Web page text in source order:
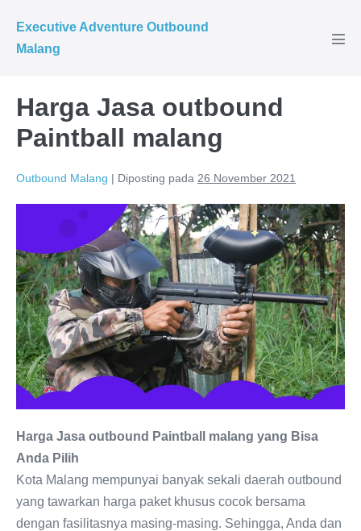
Executive Adventure Outbound
Malang
Harga Jasa outbound
Paintball malang
Outbound Malang | Diposting pada 26 November 2021
Harga Jasa outbound Paintball malang yang Bisa
Anda Pilih
Kota Malang mempunyai banyak sekali daerah outbound
yang tawarkan harga paket khusus cocok bersama
dengan fasilitasnya masing-masing. Sehingga, Anda dan